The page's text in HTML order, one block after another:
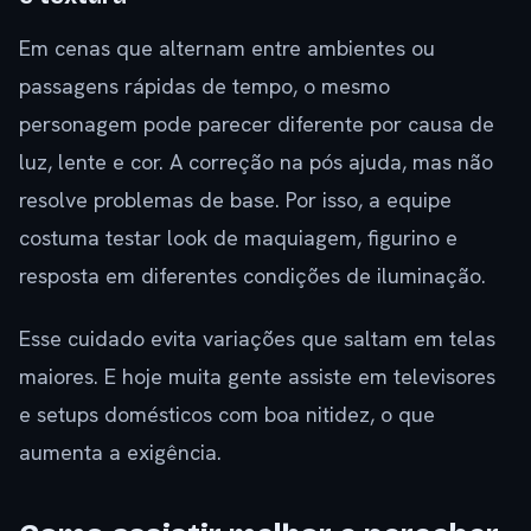
Em cenas que alternam entre ambientes ou
passagens rápidas de tempo, o mesmo
personagem pode parecer diferente por causa de
luz, lente e cor. A correção na pós ajuda, mas não
resolve problemas de base. Por isso, a equipe
costuma testar look de maquiagem, figurino e
resposta em diferentes condições de iluminação.
Esse cuidado evita variações que saltam em telas
maiores. E hoje muita gente assiste em televisores
e setups domésticos com boa nitidez, o que
aumenta a exigência.